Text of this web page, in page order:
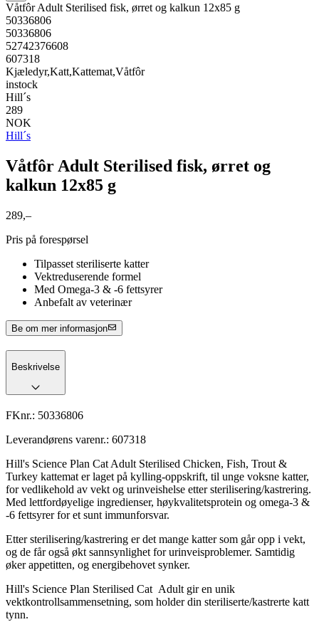
Våtfôr Adult Sterilised fisk, ørret og kalkun 12x85 g
50336806
50336806
52742376608
607318
Kjæledyr,Katt,Kattemat,Våtfôr
instock
Hill´s
289
NOK
Hill´s
Våtfôr Adult Sterilised fisk, ørret og
kalkun 12x85 g
289,–
Pris på forespørsel
Tilpasset steriliserte katter
Vektreduserende formel
Med Omega-3 & -6 fettsyrer
Anbefalt av veterinær
Be om mer informasjon
Beskrivelse
FKnr.: 50336806
Leverandørens varenr.: 607318
Hill's Science Plan Cat Adult Sterilised Chicken, Fish, Trout &
Turkey kattemat er laget på kylling-oppskrift, til unge voksne katter,
for vedlikehold av vekt og urinveishelse etter sterilisering/kastrering.
Med lettfordøyelige ingredienser, høykvalitetsprotein og omega-3 &
-6 fettsyrer for et sunt immunforsvar.
Etter sterilisering/kastrering er det mange katter som går opp i vekt,
og de får også økt sannsynlighet for urinveisproblemer. Samtidig
øker appetitten, og energibehovet synker.
Hill's Science Plan Sterilised Cat Adult gir en unik
vektkontrollsammensetning, som holder din steriliserte/kastrerte katt
tynn.